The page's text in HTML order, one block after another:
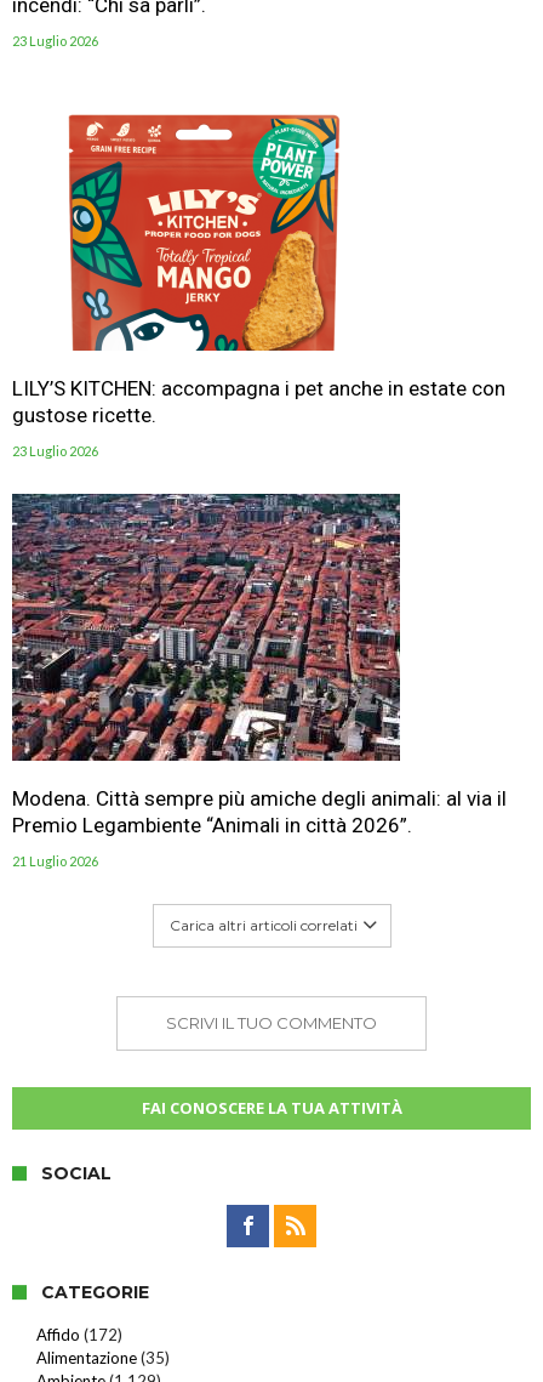
incendi: “Chi sa parli”.
23 Luglio 2026
LILY’S KITCHEN: accompagna i pet anche in estate con
gustose ricette.
23 Luglio 2026
Modena. Città sempre più amiche degli animali: al via il
Premio Legambiente “Animali in città 2026”.
21 Luglio 2026
Carica altri articoli correlati
SCRIVI IL TUO COMMENTO
FAI CONOSCERE LA TUA ATTIVITÀ
SOCIAL
CATEGORIE
Affido (172)
Alimentazione(35)